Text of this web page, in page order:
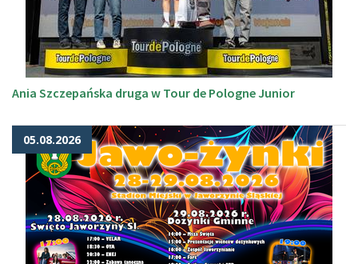
Ania Szczepańska druga w Tour de Pologne Junior
05.08.2026